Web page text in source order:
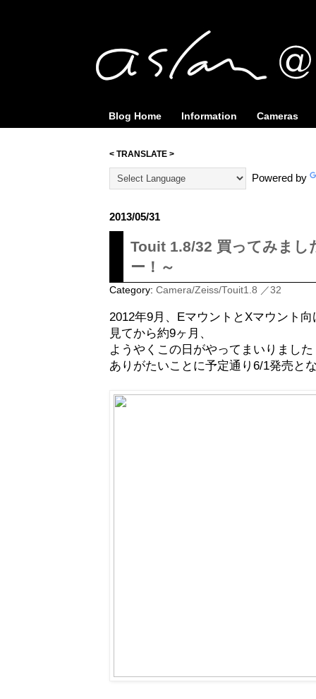
Blog Home Information Cameras
< TRANSLATE >
Powered by
2013/05/31
Touit 1.8/32 買ってみまし
ー！～
Category: Camera/Zeiss/Touit1.8 ／32
2012年9月、EマウントとXマウント
見てから約9ヶ月、
ようやくこの日がやってまいりました
ありがたいことに予定通り6/1発売と